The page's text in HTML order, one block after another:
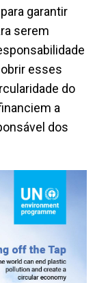
garantir
serem
esses
do
a
dos